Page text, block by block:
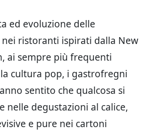
ed evoluzione delle
ristoranti ispirati dalla New
ai sempre più frequenti
cultura pop, i gastrofregni
sentito che qualcosa si
nelle degustazioni al calice,
e pure nei cartoni